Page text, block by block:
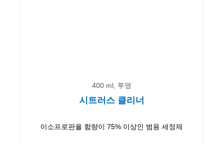
400 ml, 투명
시트러스 클리너
이소프로판올 함량이 75% 이상인 범용 세정제